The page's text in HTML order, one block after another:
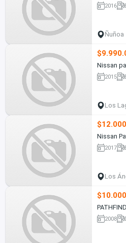
2016
Ñuñoa
Nissan
2015
Los
Nissan
2017
Los
2008